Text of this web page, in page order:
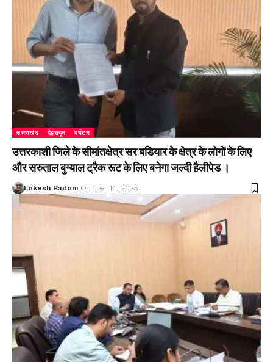
उत्तराखंड देहरादून पर्यटन
उत्तरकाशी जिले के सीमांतक्षेत्र सर बडियार के क्षेत्र के लोगों के लिए
और सरुताल बुग्याल ट्रैक रूट के लिए बनेगा जल्दी हैलीपेड ।
Lokesh Badoni October 14, 2025